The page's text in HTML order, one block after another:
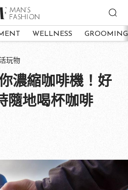
WELLNESS GROOMING
玩物
濃縮咖啡機！好
隨地喝杯咖啡